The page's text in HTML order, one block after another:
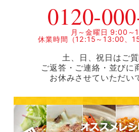
0120-
月～金曜日 9:00～
休業時間（12:15～13:00、
土、日、祝日はご
ご返答・ご連絡・並びに
お休みさせていただい